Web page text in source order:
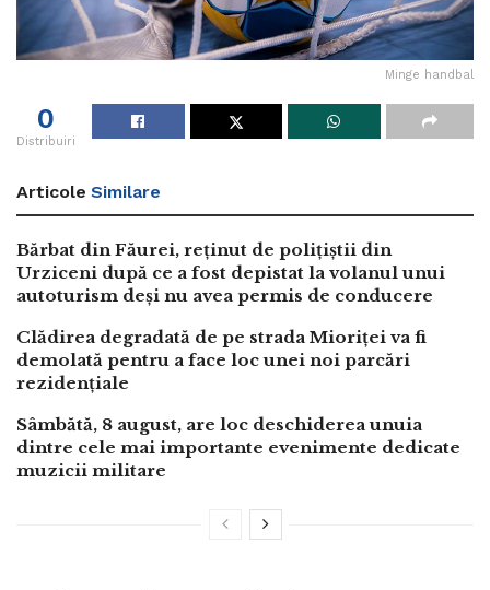
Minge handbal
0
Distribuiri
Articole Similare
Bărbat din Făurei, reținut de polițiștii din
Urziceni după ce a fost depistat la volanul unui
autoturism deși nu avea permis de conducere
Clădirea degradată de pe strada Mioriței va fi
demolată pentru a face loc unei noi parcări
rezidențiale
Sâmbătă, 8 august, are loc deschiderea unuia
dintre cele mai importante evenimente dedicate
muzicii militare